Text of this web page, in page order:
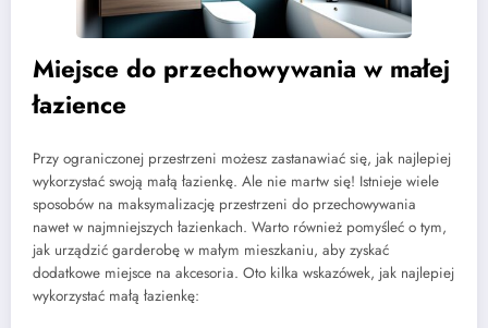
Miejsce do przechowywania w małej
łazience
Przy ograniczonej przestrzeni możesz zastanawiać się, jak najlepiej
wykorzystać swoją małą łazienkę. Ale nie martw się! Istnieje wiele
sposobów na maksymalizację przestrzeni do przechowywania
nawet w najmniejszych łazienkach. Warto również pomyśleć o tym,
jak urządzić garderobę w małym mieszkaniu, aby zyskać
dodatkowe miejsce na akcesoria. Oto kilka wskazówek, jak najlepiej
wykorzystać małą łazienkę: